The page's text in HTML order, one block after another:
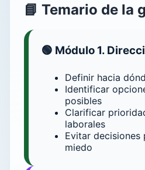
📘 Temario de la
🟢 Módulo 1.
Definir hacia
Identificar
posibles
Clarificar
laborales
Evitar decisiones
miedo